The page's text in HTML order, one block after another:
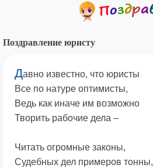
Поздравление юристу
Давно известно, что юристы
Все по натуре оптимисты,
Ведь как иначе им возможно
Творить рабочие дела –
Читать огромные законы,
Судебных дел примеров тонны,